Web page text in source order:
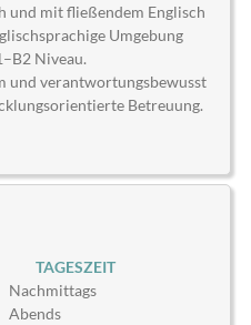
und mit fließendem Englisch
Umgebung
Niveau.
und verantwortungsbewusst
Betreuung.
TAGESZEIT
Nachmittags
Abends